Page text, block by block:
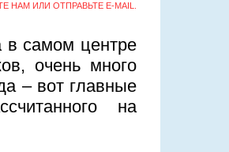
НАМ ИЛИ ОТПРАВЬТЕ E-MAIL.
самом центре
очень много
– вот главные
на